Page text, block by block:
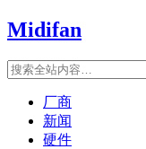
Midifan
厂商
新闻
硬件